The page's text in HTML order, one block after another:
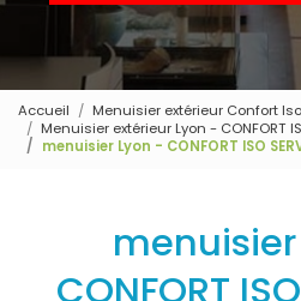
Accueil
Menuisier extérieur Confort
Menuisier extérieur Lyon - CONFORT
menuisier Lyon - CONFORT ISO
CONFORT